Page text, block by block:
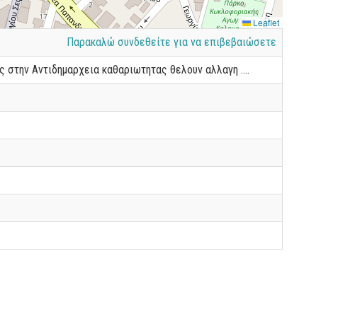
Leaflet
Παρακαλώ συνδεθείτε για να επιβεβαιώσετε
Αντιδημαρχεια καθαριωτητας θελουν αλλαγη ....